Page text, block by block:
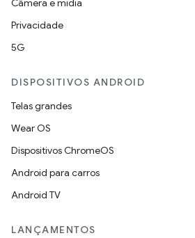
Câmera e mídia
Privacidade
5G
DISPOSITIVOS ANDROID
Telas grandes
Wear OS
Dispositivos ChromeOS
Android para carros
Android TV
LANÇAMENTOS